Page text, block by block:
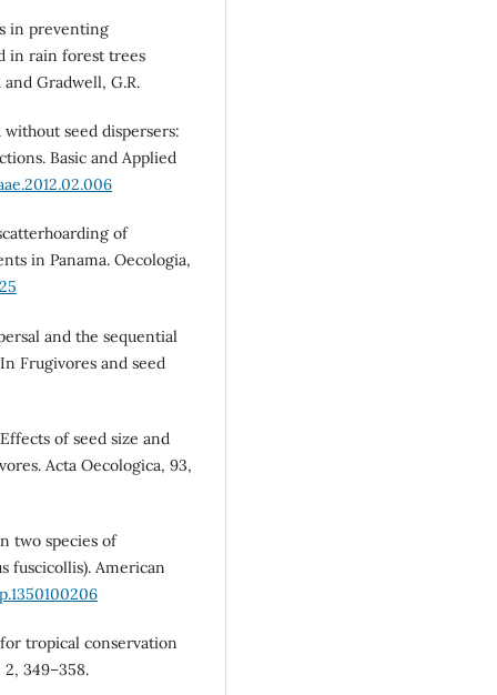
in preventing
in rain forest trees
and Gradwell, G.R.
seed dispersers:
Basic and Applied
of
in Panama. Oecologia,
and the sequential
Frugivores and seed
of seed size and
Acta Oecologica, 93,
two species of
fuscicollis). American
tropical conservation
349–358.